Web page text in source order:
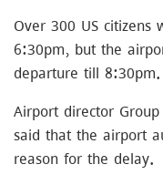
Over 300 US
6:30pm, but the
departure till 8:30pm.
Airport director
said that the airport
reason for the delay.